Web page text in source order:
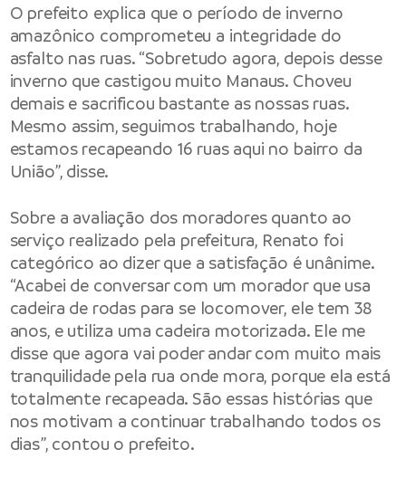
O prefeito explica que o período de inverno
amazônico comprometeu a integridade do
asfalto nas ruas. “Sobretudo agora, depois desse
inverno que castigou muito Manaus. Choveu
demais e sacrificou bastante as nossas ruas.
Mesmo assim, seguimos trabalhando, hoje
estamos recapeando 16 ruas aqui no bairro da
União”, disse.
Sobre a avaliação dos moradores quanto ao
serviço realizado pela prefeitura, Renato foi
categórico ao dizer que a satisfação é unânime.
“Acabei de conversar com um morador que usa
cadeira de rodas para se locomover, ele tem 38
anos, e utiliza uma cadeira motorizada. Ele me
disse que agora vai poder andar com muito mais
tranquilidade pela rua onde mora, porque ela está
totalmente recapeada. São essas histórias que
nos motivam a continuar trabalhando todos os
dias”, contou o prefeito.